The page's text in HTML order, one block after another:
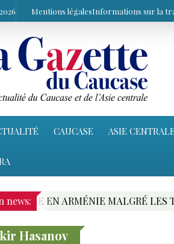
Mentions légalesInformations sur la
CAUCASE ASIE
news:MALGRÉ LES TENSIONS AVEC
Hasanov